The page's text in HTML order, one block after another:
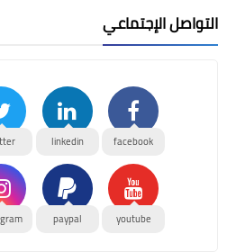
التواصل الإجتماعي
facebook
linkedin
youtube
paypal